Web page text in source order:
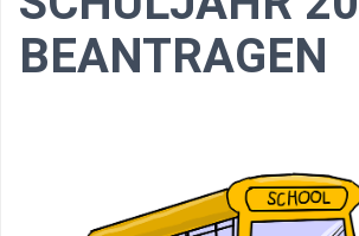
BEANTRAGEN